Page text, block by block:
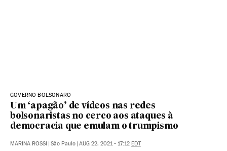
GOVERNO BOLSONARO
Um ‘apagão’ de vídeos nas redes
bolsonaristas no cerco aos ataques à
democracia que emulam o trumpismo
MARINA ROSSI São Paulo AUG 22, 2021 - 17:12 EDT